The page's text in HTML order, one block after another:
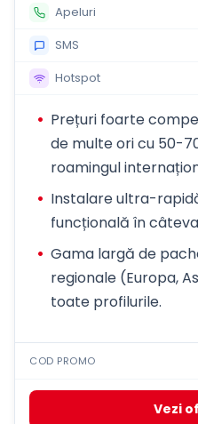
Apeluri
SMS
Hotspot
Prețuri foarte
de multe ori cu 50-
roamingul
Instalare ultra-
funcțională în
Gama largă de
regionale (Europa,
toate profilurile.
COD PROMO
Vezi